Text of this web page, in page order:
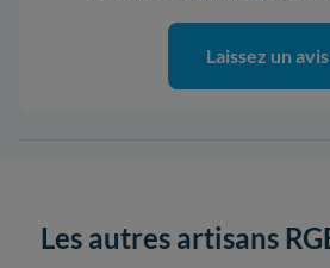
Laissez un avis
Les autres artisans